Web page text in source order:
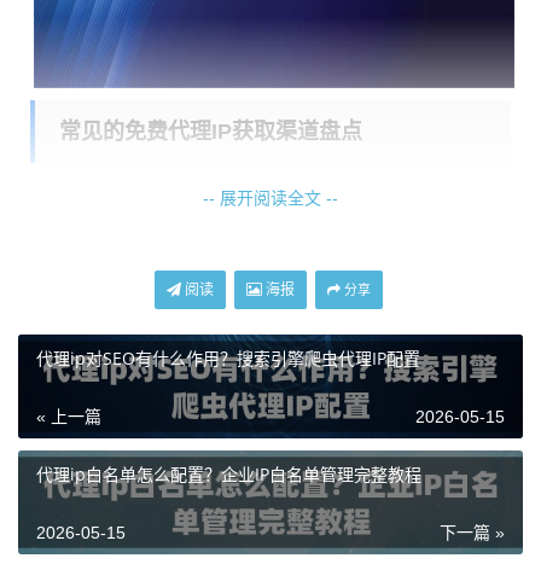
常见的免费代理IP获取渠道盘点
既然提到了免费资源，这里就简单梳理一下常见的获取渠
1. 公开代理网站：这是最常见的来源。一些网站会实时爬取
和更新网络上开放的代理服务器，并公布其IP地址和端口。
用户需要手动从中筛选、测试可用性。这个过程耗时耗力，
且列表中的IP质量良莠不齐。
2. 技术论坛与社区：在某些开发者或网络安全相关的论坛版
块，偶尔会有用户分享自己搭建或找到的代理IP。这类资源
随机性很强，时效性短，且同样面临安全性质疑。
3. 开源工具与爬虫：一些技术爱好者会编写爬虫程序，专门
-- 展开阅读全文 --
阅读 海报 分享
代理ip对SEO有什么作用？搜索引擎爬虫代理IP配置
« 上一篇 2026-05-15
代理ip白名单怎么配置？企业IP白名单管理完整教程
下一篇 »
2026-05-15